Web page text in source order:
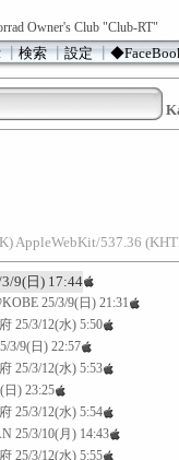
Owner's Club "Club-RT"
┃検索┃設定┃
AppleWebKit/537.36
9(日) 17:44
25/3/9(日) 21:31
25/3/12(水) 5:50
3/9(日) 22:57
25/3/12(水) 5:53
日) 23:25
25/3/12(水) 5:54
25/3/10(月) 14:43
25/3/12(水) 5:55